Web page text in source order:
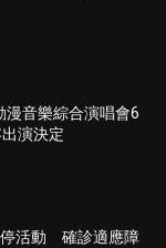
漫音樂綜合演唱會6
演決定
停活動 確診適應障